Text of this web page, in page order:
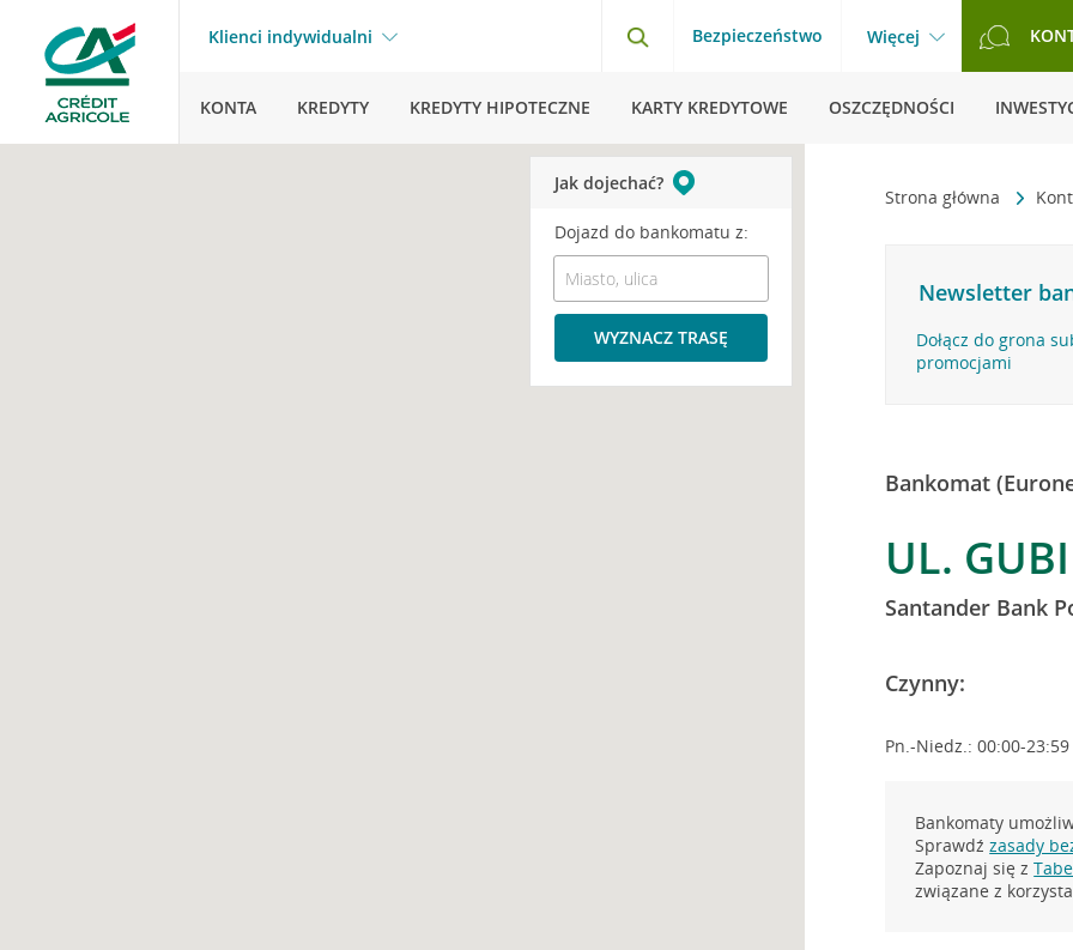
Klienci indywidualni Bezpieczeństwo Więcej
KONTA KREDYTY KREDYTY HIPOTECZNE KARTY KREDYTOWE OSZCZĘDNOŚCI
Strona główna
Newsletter
Dołącz do grona
promocjami
Bankomat
UL.
Santander Bank
Czynny:
Pn.-Niedz.: 00:00-23:59
Bankomaty
Sprawdźzasady
Zapoznaj się z
związane z
Jak dojechać?
Dojazd do bankomatu z:
WYZNACZ TRASĘ